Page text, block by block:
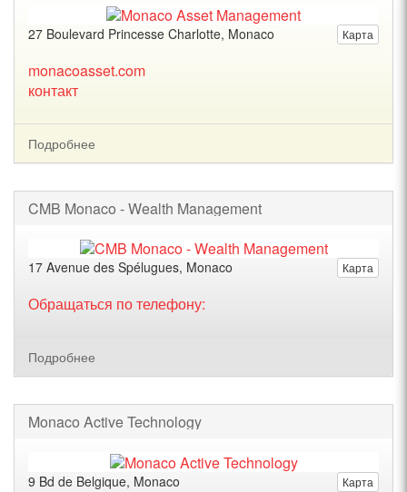
Карта
27 Boulevard Princesse Charlotte, Monaco
monacoasset.com
контакт
Подробнее
CMB Monaco - Wealth Management
Карта
17 Avenue des Spélugues, Monaco
Обращаться по телефону:
Подробнее
Monaco Active Technology
Карта
9 Bd de Belgique, Monaco